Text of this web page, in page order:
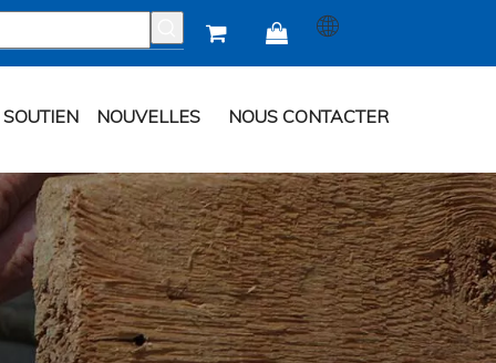
 
SOUTIEN NOUVELLES NOUS CONTACTER